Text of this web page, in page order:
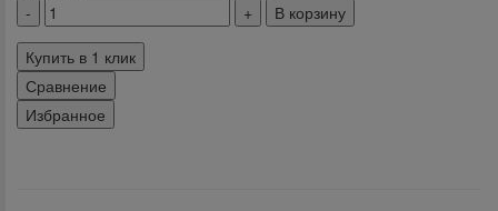
В корзину
Купить в 1 клик
Сравнение
Избранное